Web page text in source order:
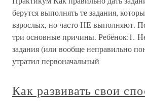
берутся выполнять те задания,
взрослых, но часто НЕ выполняют.
три основные причины. Ребёнок:1.
задания (или вообще неправильно
утратил первоначальный
Как развивать свои